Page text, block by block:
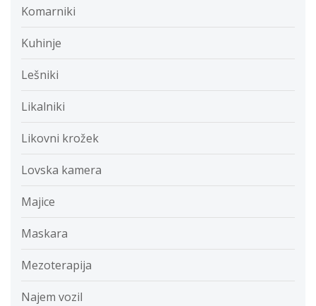
Komarniki
Kuhinje
Lešniki
Likalniki
Likovni krožek
Lovska kamera
Majice
Maskara
Mezoterapija
Najem vozil